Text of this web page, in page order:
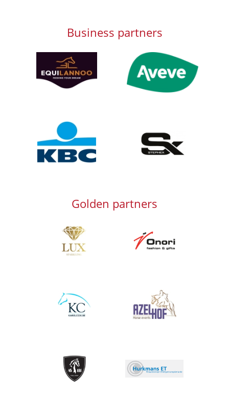
Business partners
Afbeelding Afbeelding
Afbeelding
Golden partners
Afbeelding Afbeelding
Afbeelding Afbeelding
Afbeelding
Afbeelding